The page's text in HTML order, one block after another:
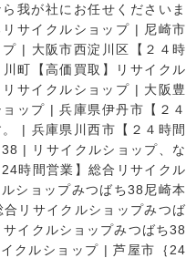
我が社にお任せくださいま
サイクルショップ | 尼崎市
プ | 大阪市西淀川区【２４時
川町【高価買取】リサイクル
サイクルショップ | 大阪豊
ップ |兵庫県伊丹市【２４
| 兵庫県川西市【２４時間
|
リサイクルショップ、な
時間営業】総合リサイクル
ショップみつばち38尼崎本
リサイクルショップみつば
イクルショップみつばち38
クルショップ |芦屋市｛24